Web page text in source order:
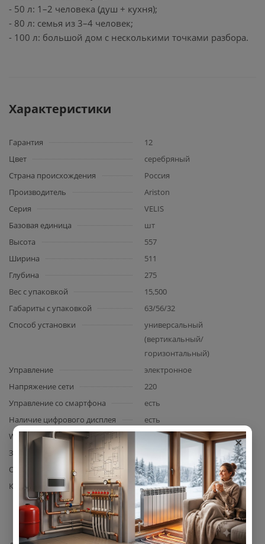
- 50 л: 1–2 человека (душ + кухня);
- 80 л: семья из 3–4 человек;
- 100 л: большой дом с несколькими точками разбора.
Характеристики
Гарантия
12
Цвет
серебряный
Страна происхождения
Россия
Производитель
Ariston
Серия
VELIS
Базовая единица
шт
Высота
557
Ширина
511
Глубина
275
Вес с упаковкой
15,500
Габариты с упаковкой
63/56/32
Способ установки
универсальный
(вертикальный/
горизонтальный)
Управление
электронное
Напряжение сети
220
Управление со смартфона
есть
Наличие цифрового дисплея
есть
Wi-Fi
Есть
Защита от перегрева
Объем
30
Комплектация
водонагреватель,
предохранительный клапан,
инструкция, гарантийный
талон
×